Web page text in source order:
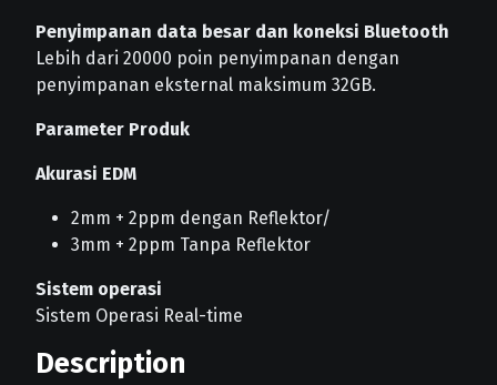
Penyimpanan data besar dan koneksi Bluetooth
Lebih dari 20000 poin penyimpanan dengan
penyimpanan eksternal maksimum 32GB.
Parameter Produk
Akurasi EDM
2mm + 2ppm dengan Reflektor/
3mm + 2ppm Tanpa Reflektor
Sistem operasi
Sistem Operasi Real-time
Description